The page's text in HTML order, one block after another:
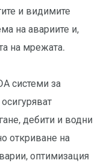
и видимите
на авариите и,
на мрежата.
системи за
дебити и водни
откриване на
оптимизация